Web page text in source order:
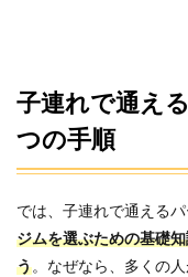
子育
て中
でも
通い
やす
2位：
ASPI
子連れで通え
つの手順
では、子連れで通える
ジムを選ぶための基礎
う。なぜなら、多くの